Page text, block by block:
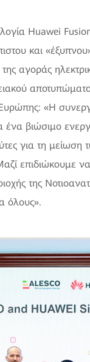
Huawei
και
αγοράς
«Η
ένα βιώσιμο
για τη
επιδιώκουμε
της
όλους».